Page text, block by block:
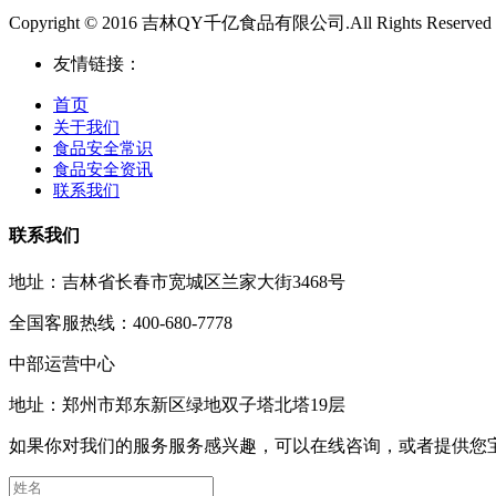
Copyright © 2016 吉林QY千亿食品有限公司.All Rights Reserved
友情链接：
首页
关于我们
食品安全常识
食品安全资讯
联系我们
联系我们
地址：吉林省长春市宽城区兰家大街3468号
全国客服热线：400-680-7778
中部运营中心
地址：郑州市郑东新区绿地双子塔北塔19层
如果你对我们的服务服务感兴趣，可以在线咨询，或者提供您